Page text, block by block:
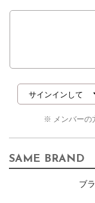
※ メンバーの
SAME BRAND
ブ